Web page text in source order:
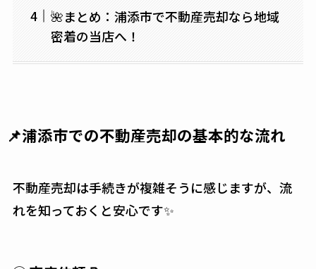
🌺まとめ：浦添市で不動産売却なら地域
密着の当店へ！
📌浦添市での不動産売却の基本的な流れ
不動産売却は手続きが複雑そうに感じますが、流
れを知っておくと安心です✨